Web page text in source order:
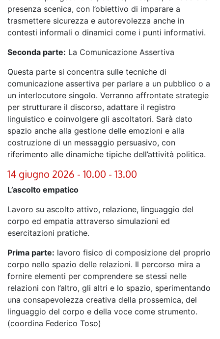
presenza scenica, con l’obiettivo di imparare a
trasmettere sicurezza e autorevolezza anche in
contesti informali o dinamici come i punti informativi.
Seconda parte: La Comunicazione Assertiva
Questa parte si concentra sulle tecniche di
comunicazione assertiva per parlare a un pubblico o a
un interlocutore singolo. Verranno affrontate strategie
per strutturare il discorso, adattare il registro
linguistico e coinvolgere gli ascoltatori. Sarà dato
spazio anche alla gestione delle emozioni e alla
costruzione di un messaggio persuasivo, con
riferimento alle dinamiche tipiche dell’attività politica.
14 giugno 2026 - 10.00 - 13.00
L’ascolto empatico
Lavoro su ascolto attivo, relazione, linguaggio del
corpo ed empatia attraverso simulazioni ed
esercitazioni pratiche.
Prima parte: lavoro fisico di composizione del proprio
corpo nello spazio delle relazioni. Il percorso mira a
fornire elementi per comprendere se stessi nelle
relazioni con l’altro, gli altri e lo spazio, sperimentando
una consapevolezza creativa della prossemica, del
linguaggio del corpo e della voce come strumento.
(coordina Federico Toso)